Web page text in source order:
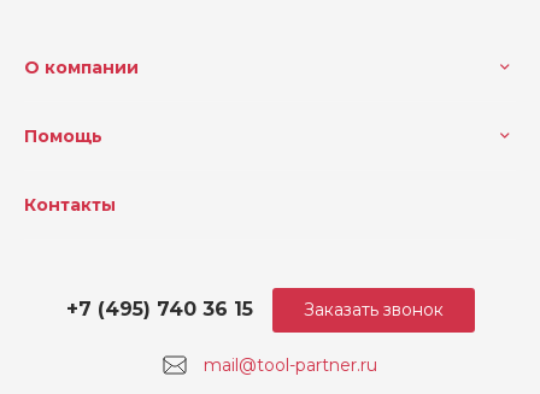
О компании
Помощь
Контакты
mail@tool-partner.ru
+7 (495) 740 36 15 Заказать звонок